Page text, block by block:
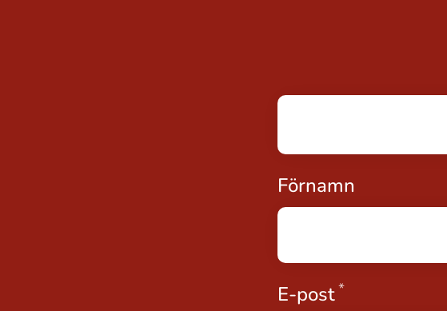
Förnamn
E-post*Obligatoriskt